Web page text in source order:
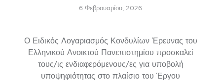
6 Φεβρουαρίου, 2026
Ο Ειδικός Λογαριασμός Κονδυλίων Έρευνας του
Ελληνικού Ανοικτού Πανεπιστημίου προσκαλεί
τους/ις ενδιαφερόμενους/ες για υποβολή
υποψηφιότητας στο πλαίσιο του Έργου